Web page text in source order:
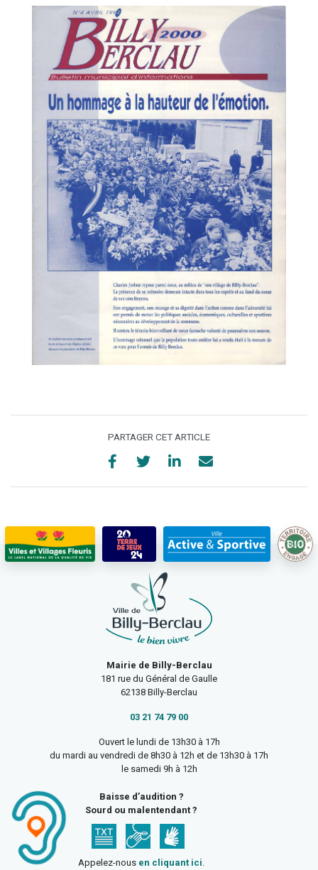
PARTAGER CET ARTICLE
Mairie de Billy-Berclau
181 rue du Général de Gaulle
62138 Billy-Berclau
03 21 74 79 00
Ouvert le lundi de 13h30 à 17h
du mardi au vendredi de 8h30 à 12h et de 13h30 à 17h
le samedi 9h à 12h
Baisse d’audition ?
Sourd ou malentendant ?
Appelez-nous en cliquant ici